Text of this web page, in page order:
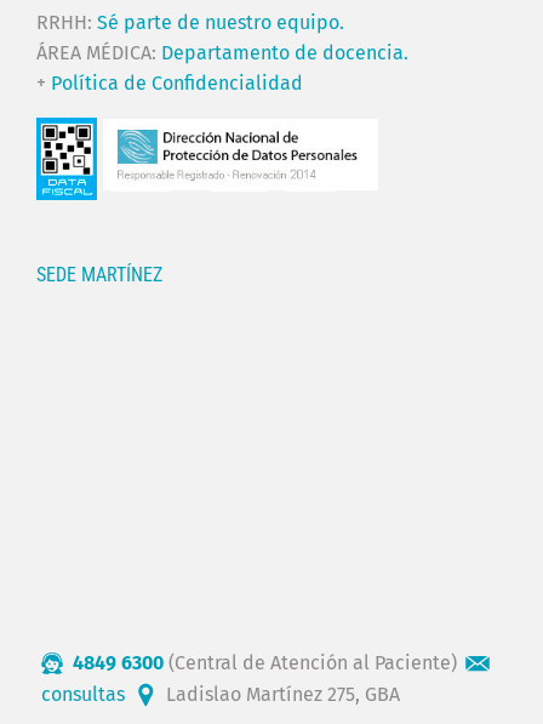
RRHH: Sé parte de nuestro equipo.
ÁREA MÉDICA: Departamento de docencia.
+ Política de Confidencialidad
SEDE MARTÍNEZ
4849 6300 (Central de Atención al Paciente)
consultas
Ladislao Martínez 275, GBA